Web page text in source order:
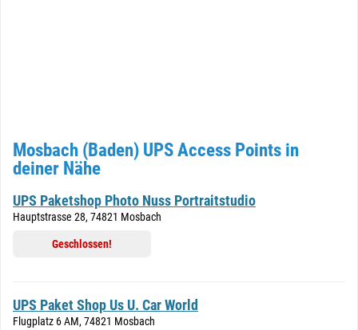
Mosbach (Baden) UPS Access Points in
deiner Nähe
UPS Paketshop Photo Nuss Portraitstudio
Hauptstrasse 28, 74821 Mosbach
Geschlossen!
UPS Paket Shop Us U. Car World
Flugplatz 6 AM, 74821 Mosbach